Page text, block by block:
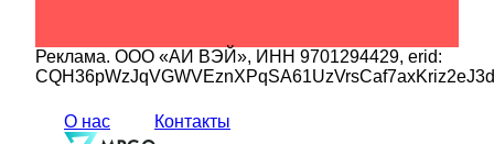
Реклама. ООО «АИ ВЭЙ», ИНН 9701294429, erid:
О нас
Контакты